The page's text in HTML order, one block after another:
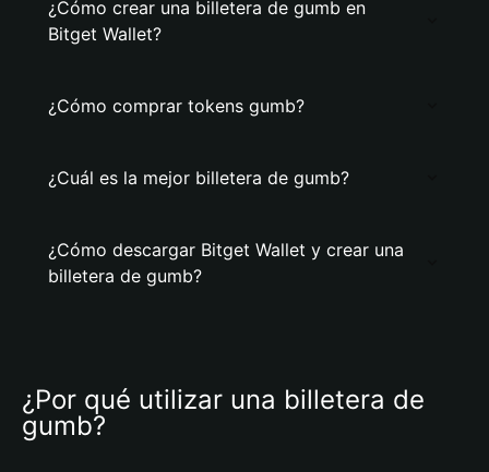
¿Cómo crear una billetera de gumb en
Bitget Wallet?
¿Cómo comprar tokens gumb?
¿Cuál es la mejor billetera de gumb?
¿Cómo descargar Bitget Wallet y crear una
billetera de gumb?
¿Por qué utilizar una billetera de
gumb?